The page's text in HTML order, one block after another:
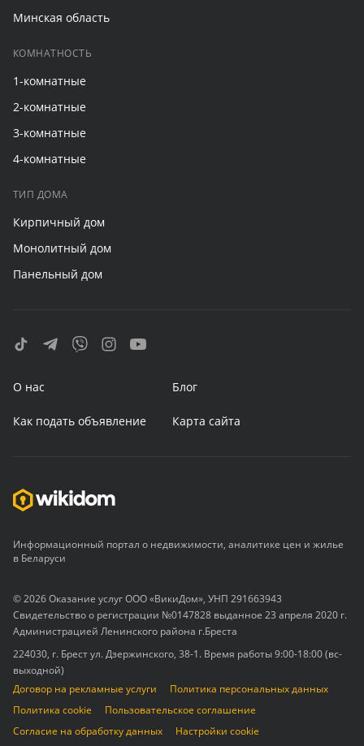
Минская область
КОМНАТНОСТЬ
1-комнатные
2-комнатные
3-комнатные
4-комнатные
ТИП ДОМА
Кирпичный дом
Монолитный дом
Панельный дом
О нас Блог
Как подать объявление Карта сайта
Информационный портал о недвижимости, аналитике цен и жилье
в Беларуси
© 2026 Оказание услуг ООО «ВикиДом», УНП 291663943
Свидетельство о регистрации №0147828 выданное 23 апреля 2020 г.
Администрацией Ленинского района г.Бреста
224030, г. Брест ул. Дзержинского, 38-1. Время работы 9:00-18:00 (вс-
выходной)
Договор на рекламные услуги
Политика персональных данных
Политика cookie
Пользовательское соглашение
Согласие на обработку данных
Настройки cookie